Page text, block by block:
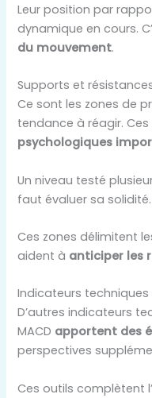
Leur position par
dynamique en cours.
du mouvement.
Supports et
Ce sont les zones de
tendance à réagir.
psychologiques
Un niveau testé
faut évaluer sa solidité.
Ces zones délimitent
aident à anticiper les
Indicateurs
D’autres indicateurs
MACD apportent des
perspectives
Ces outils complètent